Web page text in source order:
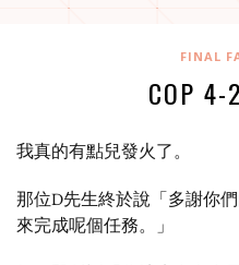
FINAL
COP
我真的有點兒發火了。
那位D先生終於說「多謝你
來完成呢個任務。」